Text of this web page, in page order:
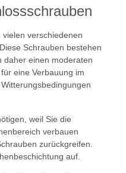
verschiedenen
Schrauben bestehen
daher einen moderaten
eine Verbauung im
weil Sie die
verbauen
zurückgreifen.
auf.